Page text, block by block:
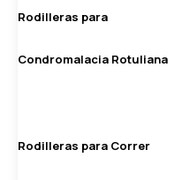
Rodilleras para
Condromalacia Rotuliana
Rodilleras para Correr